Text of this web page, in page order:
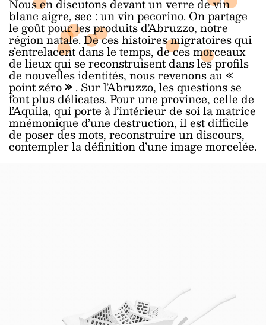
blanc aigre, sec : un vin pecorino. On partage
le goût pour les produits d’Abruzzo, notre
région natale. De ces histoires migratoires qui
s’entrelacent dans le temps, de ces morceaux
de lieux qui se reconstruisent dans les profils
de nouvelles identités, nous revenons au «
point zéro». Sur l’Abruzzo, les questions se
font plus délicates. Pour une province, celle de
l’Aquila, qui porte à l’intérieur de soi la matrice
mnémonique d’une destruction, il est difficile
de poser des mots, reconstruire un discours,
contempler la définition d’une image morcelée.